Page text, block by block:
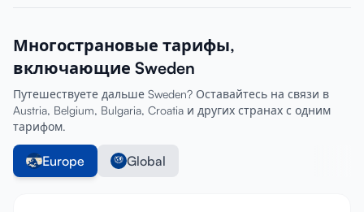
Многострановые тарифы,
включающие Sweden
Путешествуете дальше Sweden? Оставайтесь на связи в
Austria, Belgium, Bulgaria, Croatia и других странах с одним
тарифом.
Europe Global